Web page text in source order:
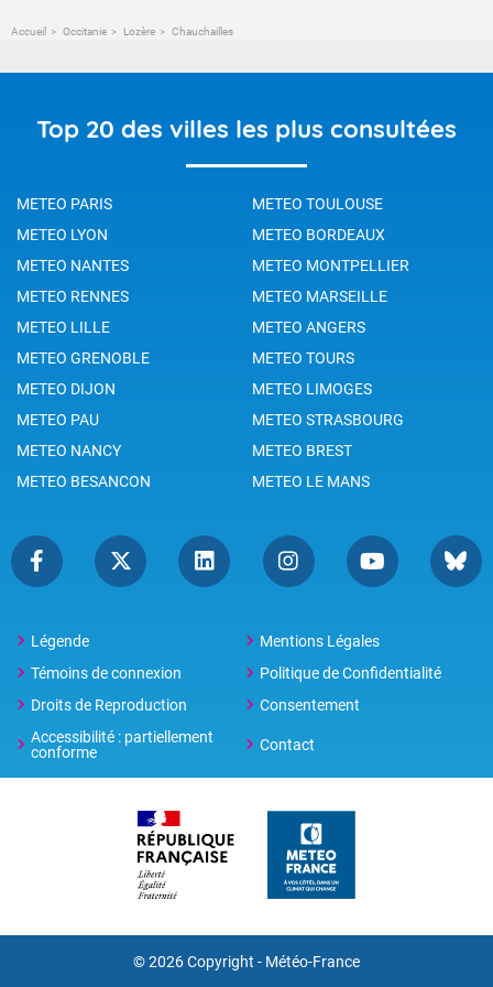
Accueil Occitanie Lozère Chauchailles
Top 20 des villes les plus consultées
METEO PARIS
METEO TOULOUSE
METEO LYON
METEO BORDEAUX
METEO NANTES
METEO MONTPELLIER
METEO RENNES
METEO MARSEILLE
METEO LILLE
METEO ANGERS
METEO GRENOBLE
METEO TOURS
METEO DIJON
METEO LIMOGES
METEO PAU
METEO STRASBOURG
METEO NANCY
METEO BREST
METEO BESANCON
METEO LE MANS
Légende
Mentions Légales
Témoins de connexion
Politique de Confidentialité
Droits de Reproduction
Consentement
Accessibilité : partiellement
conforme
Contact
© 2026 Copyright - Météo-France